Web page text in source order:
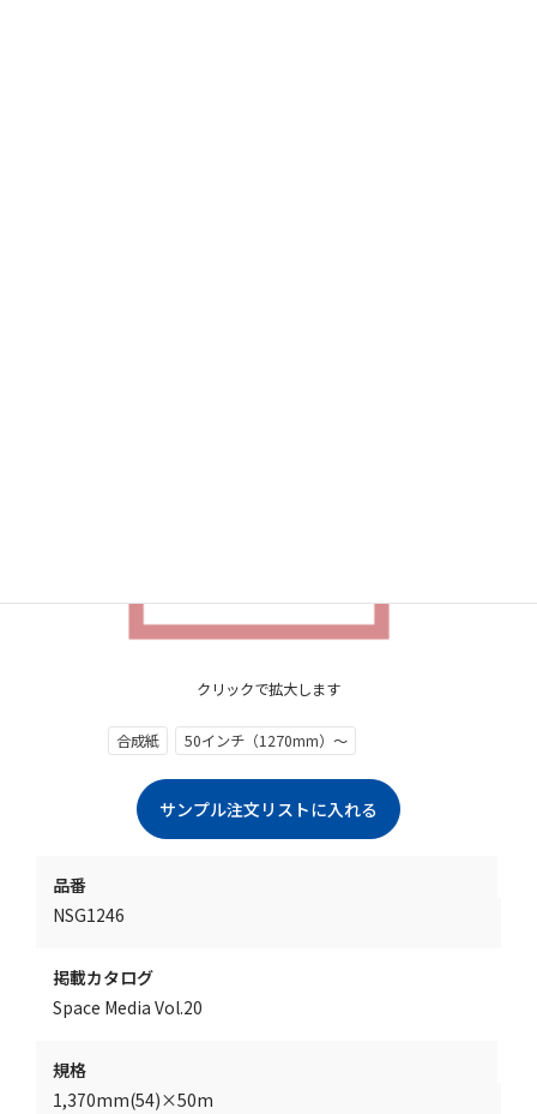
クリックで拡大します
合成紙 50インチ（1270mm）～
品番
NSG1246
掲載カタログ
Space Media Vol.20
規格
1,370mm(54)×50m